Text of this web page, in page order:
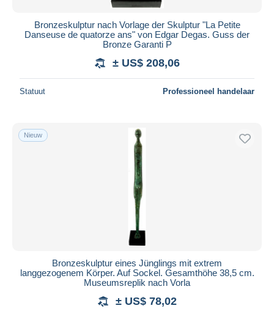
Bronzeskulptur nach Vorlage der Skulptur "La Petite
Danseuse de quatorze ans" von Edgar Degas. Guss der
Bronze Garanti P
± US$ 208,06
Statuut Professioneel handelaar
Nieuw
Bronzeskulptur eines Jünglings mit extrem
langgezogenem Körper. Auf Sockel. Gesamthöhe 38,5 cm.
Museumsreplik nach Vorla
± US$ 78,02